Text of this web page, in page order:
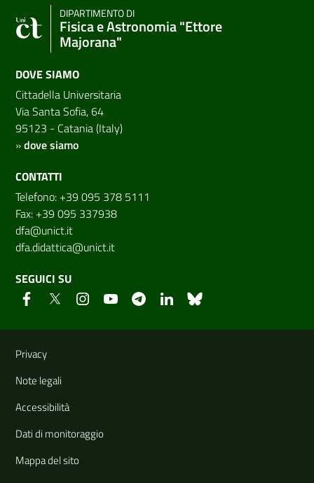
DIPARTIMENTO DI
Fisica e Astronomia "Ettore
Majorana"
DOVE SIAMO
Cittadella Universitaria
Via Santa Sofia, 64
95123 - Catania (Italy)
»dove siamo
CONTATTI
Telefono: +39 095 378 5111
Fax: +39 095 337938
dfa@unict.it
dfa.didattica@unict.it
SEGUICI SU
Link e informazioni utili
Privacy
Note legali
Accessibilità
Dati di monitoraggio
Mappa del sito